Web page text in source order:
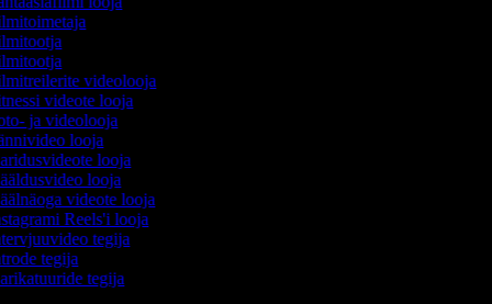
videolooja
videote looja
ja videolooja
looja
looja
looja
videote looja
Reels'i looja
tegija
tegija
tegija